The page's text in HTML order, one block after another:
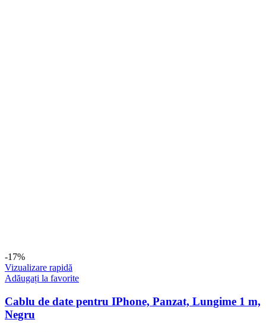
-17%
Vizualizare rapidă
Adăugați la favorite
Cablu de date pentru IPhone, Panzat, Lungime 1 m,
Negru